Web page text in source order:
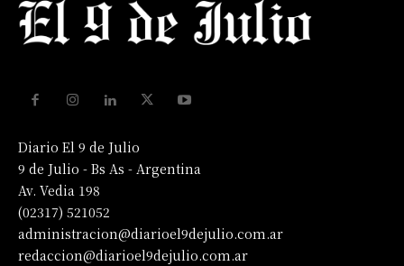
Diario El 9 de Julio
9 de Julio - Bs As - Argentina
Av. Vedia 198
(02317) 521052
administracion@diarioel9dejulio.com.ar
redaccion@diarioel9dejulio.com.ar